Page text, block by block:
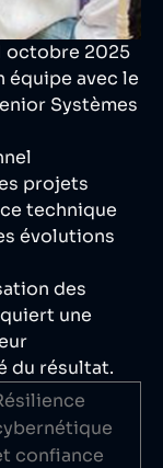
octobre 2025
équipe avec le
Systèmes
projets
technique
évolutions
des
une
du résultat.
confiance